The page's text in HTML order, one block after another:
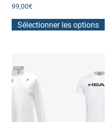
99,00€
Sélectionner les options